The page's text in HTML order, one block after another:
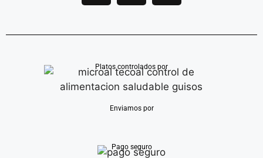
Platos controlados por
Enviamos por
Pago seguro